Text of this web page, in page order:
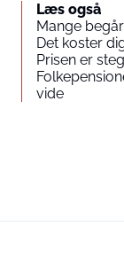
Læs også
Mange
Det koster
Prisen er
vide